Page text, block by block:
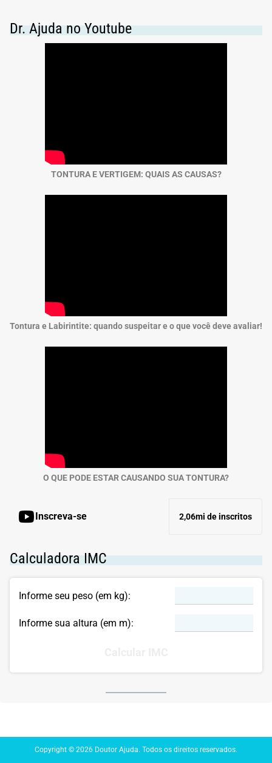
Dr. Ajuda no Youtube
TONTURA E VERTIGEM: QUAIS AS CAUSAS?
Tontura e Labirintite: quando suspeitar e o que você deve avaliar!
O QUE PODE ESTAR CAUSANDO SUA TONTURA?
Inscreva-se 2,06mi de inscritos
Calculadora IMC
Informe seu peso (em kg):
Informe sua altura (em m):
Copyright © 2026 Doutor Ajuda. Todos os direitos reservados.